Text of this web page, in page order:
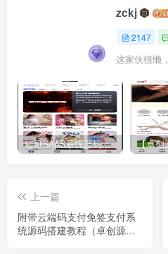
zckj
2147
这家伙很懒
短剧SAAS系统源码｜多端分销+云存储+多租户架构
上一篇
附带云端码支付免签支付系
统源码搭建教程（卓创源码